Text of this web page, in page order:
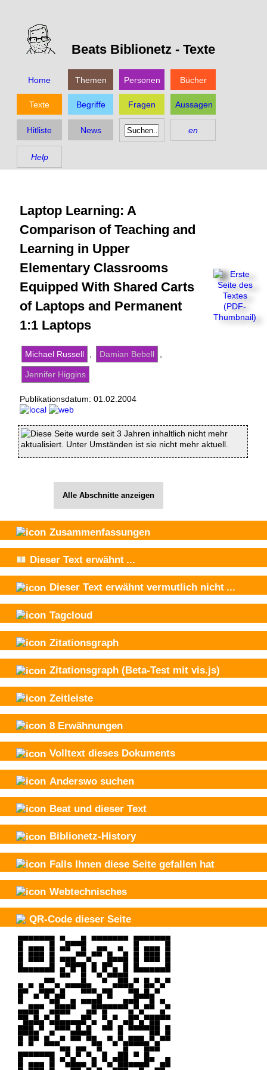
Beats Biblionetz - Texte
Home Themen Personen Bücher
Texte Begriffe Fragen Aussagen
Hitliste News en
Help
Laptop Learning: A
Comparison of Teaching and
Learning in Upper
Elementary Classrooms
Equipped With Shared Carts
of Laptops and Permanent
1:1 Laptops
Michael Russell Damian Bebell
Jennifer Higgins
Publikationsdatum: 01.02.2004
Diese Seite wurde seit 3 Jahren inhaltlich nicht mehr
aktualisiert. Unter Umständen ist sie nicht mehr aktuell.
Alle Abschnitte anzeigen
Zusammenfassungen
Dieser Text erwähnt ...
Dieser Text erwähnt vermutlich nicht ...
Tagcloud
Zitationsgraph
Zitationsgraph (Beta-Test mit vis.js)
Zeitleiste
8 Erwähnungen
Volltext dieses Dokuments
Anderswo suchen
Beat und dieser Text
Biblionetz-History
Falls Ihnen diese Seite gefallen hat
Webtechnisches
QR-Code dieser Seite